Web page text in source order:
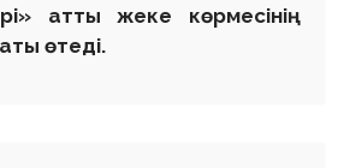
атты жеке көрмесінің
өтеді.